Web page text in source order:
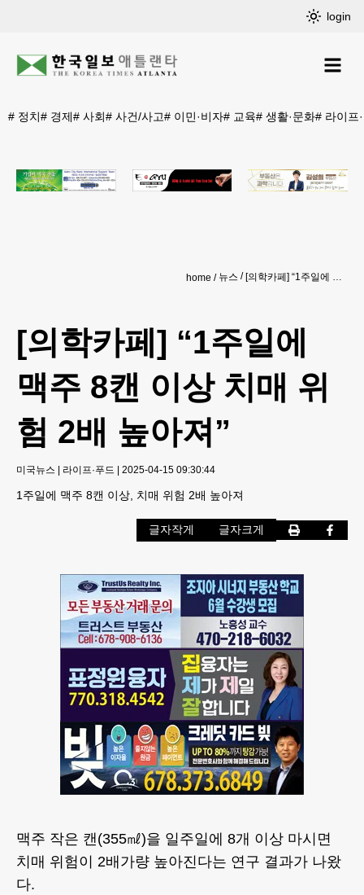
login
# 정치# 경제# 사회# 사건/사고# 이민·비자# 교육# 생활·문화# 라이프
home 뉴스 [의학카페] “1주일에 맥주 8캔 이상 치매 위험 2배 높아져”
[의학카페] “1주일에
맥주 8캔 이상 치매 위
험 2배 높아져”
미국뉴스 | 라이프·푸드 | 2025-04-15 09:30:44
1주일에 맥주 8캔 이상, 치매 위험 2배 높아져
글자작게 글자크게
맥주 작은 캔(355㎖)을 일주일에 8개 이상 마시면
치매 위험이 2배가량 높아진다는 연구 결과가 나왔
다.